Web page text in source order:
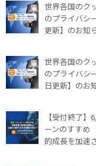
世界各国のク
のプライバシ
更新】のお知
世界各国のク
のプライバシ
日更新】のお
【受付終了
ーンのすすめ
的成長を加速